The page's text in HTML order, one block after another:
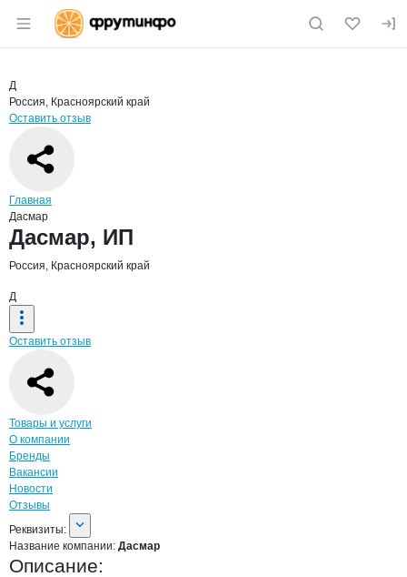
Раздел навигации по сайту fruitinfo.ru
Страница компании
Страница компании
Краткая информация о компании
Д
Россия, Красноярский край
Оставить отзыв
Навигация по сайту
Главная
Дасмар
Основная информация о компании
Дасмар, ИП
Россия, Красноярский край
Д
Оставить отзыв
Навигация по странице
Товары и услуги
О компании
Бренды
Вакансии
Новости
Отзывы
О компании
Реквизиты
Реквизиты:
Название компании: Дасмар
Описание: